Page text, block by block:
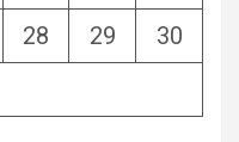
28 29
30